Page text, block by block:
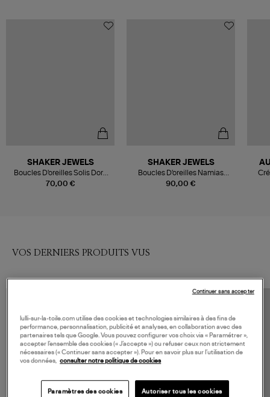
70,00 €
SHAKER JEWELS
Boucles D'oreilles Solis Doré
Nacre
90,00 €
SHAKER JEWELS
Boucles D'oreilles Namias
Doré Nacre
VOS DERNIERS PRODUITS VUS
lulli-sur-la-toile.com utilise des cookies et technologies similaires à des fins de
performance, personnalisation, publicité et analyses, en collaboration avec des
partenaires tels que Google. Vous pouvez configurer vos choix via « Paramétrer »,
accepter l’ensemble des cookies (« J’accepte ») ou refuser ceux non strictement
nécessaires (« Continuer sans accepter »). Pour en savoir plus sur l’utilisation de
vos données, consulter notre politique de cookies
Paramètres des cookies Autoriser tous les cookies
Continuer sans accepter